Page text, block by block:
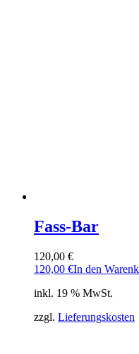
Fass-Bar
120,00 €
120,00 €In den
inkl. 19 % MwSt.
zzgl. Lieferungskosten